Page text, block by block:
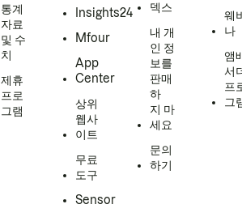
통계
자료
및 수
치
제휴
프로
그램
Insights24
Mfour
App
Center
상위
웹사
이트
무료
도구
Sensor
덱스
내 개
인 정
보를
판매
하
지 마
세요
문의
하기
웨
나
앰
서
프
그